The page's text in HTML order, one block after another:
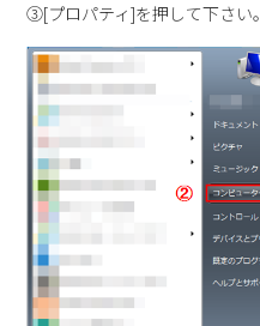
③[プロパティ]を押して下さい。